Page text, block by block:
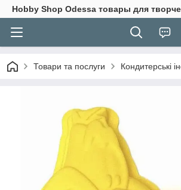
Hobbу Shop Odessa товары для
Товари та послуги Кондитерські